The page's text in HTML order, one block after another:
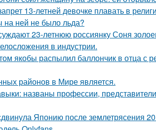
13-летней девочке плавать в
на ней не было льда?
23-летнюю россиянку Соня
в индустрии.
якобы распылил баллончик в отца с
районов в Мире является.
названы профессии,
Японию после землетрясения